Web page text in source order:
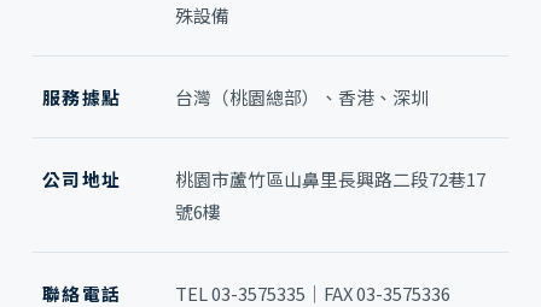
殊設備
服務據點 台灣（桃園總部）、香港、深圳
公司地址
桃園市蘆竹區山鼻里長興路二段72巷17
號6樓
聯絡電話 TEL 03-3575335｜FAX 03-3575336